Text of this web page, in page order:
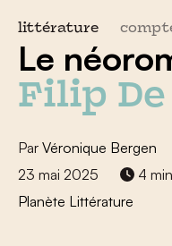
littérature
Le
Filip
Par Véronique Bergen
23 mai 2025
4
Planète Littérature